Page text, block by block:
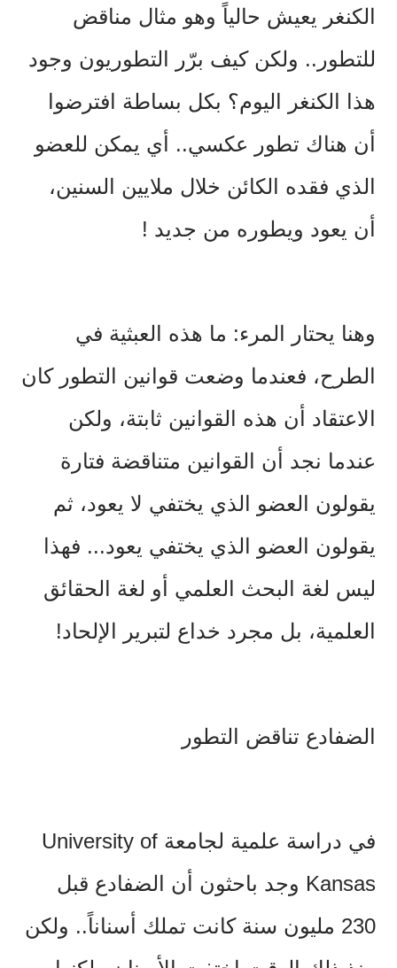
الكنغر يعيش حالياً وهو مثال مناقض
للتطور.. ولكن كيف برّر التطوريون وجود
هذا الكنغر اليوم؟ بكل بساطة افترضوا
أن هناك تطور عكسي.. أي يمكن للعضو
الذي فقده الكائن خلال ملايين السنين،
أن يعود ويطوره من جديد !
وهنا يحتار المرء: ما هذه العبثية في
الطرح، فعندما وضعت قوانين التطور كان
الاعتقاد أن هذه القوانين ثابتة، ولكن
عندما نجد أن القوانين متناقضة فتارة
يقولون العضو الذي يختفي لا يعود، ثم
يقولون العضو الذي يختفي يعود... فهذا
ليس لغة البحث العلمي أو لغة الحقائق
العلمية، بل مجرد خداع لتبرير الإلحاد!
الضفادع تناقض التطور
في دراسة علمية لجامعة University of
Kansas وجد باحثون أن الضفادع قبل
230 مليون سنة كانت تملك أسناناً.. ولكن